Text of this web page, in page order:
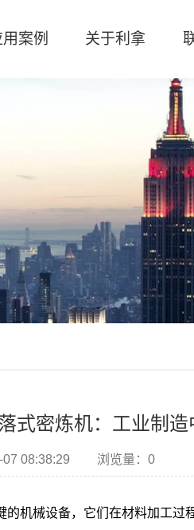
用案例 关于利拿
式密炼机：工业制
08:38:29 浏览量：0
机械设备，它们在材料加工过